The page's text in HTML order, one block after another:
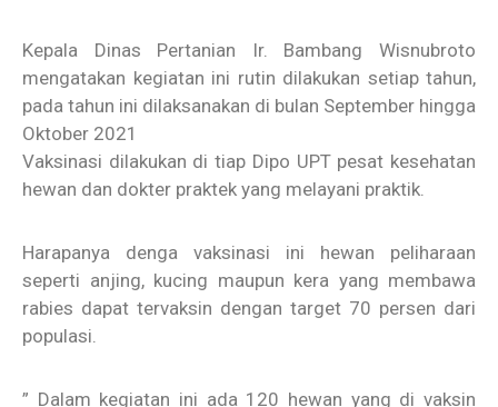
Kepala Dinas Pertanian Ir. Bambang Wisnubroto
mengatakan kegiatan ini rutin dilakukan setiap tahun,
pada tahun ini dilaksanakan di bulan September hingga
Oktober 2021
Vaksinasi dilakukan di tiap Dipo UPT pesat kesehatan
hewan dan dokter praktek yang melayani praktik.
Harapanya denga vaksinasi ini hewan peliharaan
seperti anjing, kucing maupun kera yang membawa
rabies dapat tervaksin dengan target 70 persen dari
populasi.
” Dalam kegiatan ini ada 120 hewan yang di vaksin